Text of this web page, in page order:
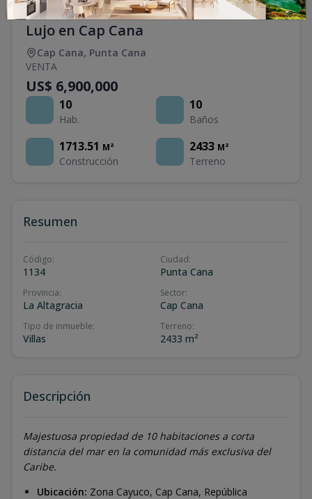
Villa Cayuco 11 – Residencia de Ultra-
Lujo en Cap Cana
Cap Cana, Punta Cana
VENTA
US$ 6,900,000
10
Hab.
10
Baños
1713.51 M²
Construcción
2433 M²
Terreno
Resumen
Código:
1134
Ciudad:
Punta Cana
Provincia:
La Altagracia
Sector:
Cap Cana
Tipo de inmueble:
Villas
Terreno:
2433 m²
Descripción
Majestuosa propiedad de 10 habitaciones a corta
distancia del mar en la comunidad más exclusiva del
Caribe.
Ubicación: Zona Cayuco, Cap Cana, República